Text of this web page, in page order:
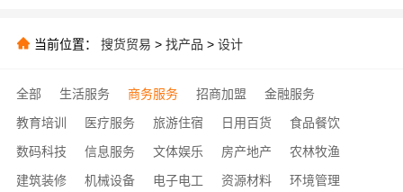
当前位置： 搜货贸易 > 找产品 > 设计
全部 生活服务 商务服务 招商加盟
金融服务
教育培训
医疗服务 旅游住宿 日用百货
食品餐饮
数码科技
信息服务 文体娱乐 房产地产
农林牧渔
建筑装修
机械设备 电子电工 资源材料
环境管理